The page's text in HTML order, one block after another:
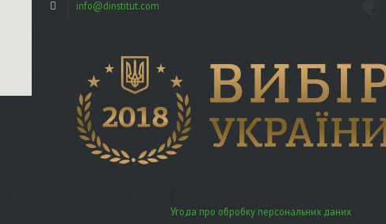
info@dinstitut.com
Угода про обробку персональних даних